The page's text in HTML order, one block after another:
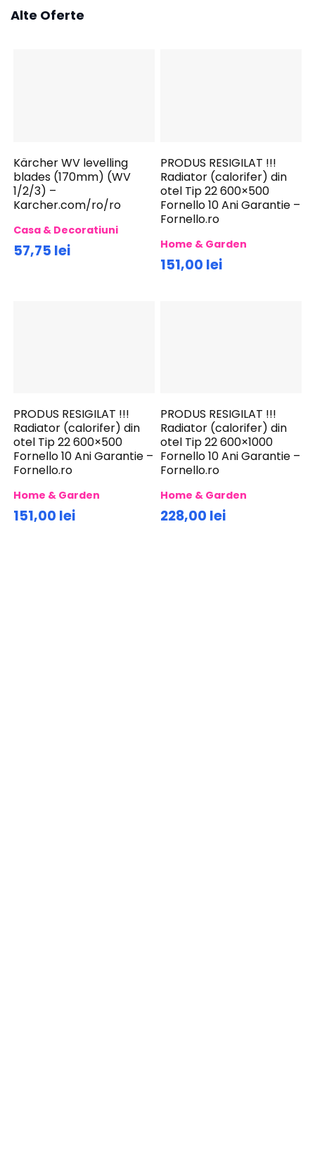
Alte Oferte
Kärcher WV levelling
blades (170mm) (WV
1/2/3) –
Karcher.com/ro/ro
Casa & Decoratiuni
57,75 lei
PRODUS RESIGILAT !!!
Radiator (calorifer) din
otel Tip 22 600×500
Fornello 10 Ani Garantie –
Fornello.ro
Home & Garden
151,00 lei
PRODUS RESIGILAT !!!
Radiator (calorifer) din
otel Tip 22 600×500
Fornello 10 Ani Garantie –
Fornello.ro
Home & Garden
151,00 lei
PRODUS RESIGILAT !!!
Radiator (calorifer) din
otel Tip 22 600×1000
Fornello 10 Ani Garantie –
Fornello.ro
Home & Garden
228,00 lei